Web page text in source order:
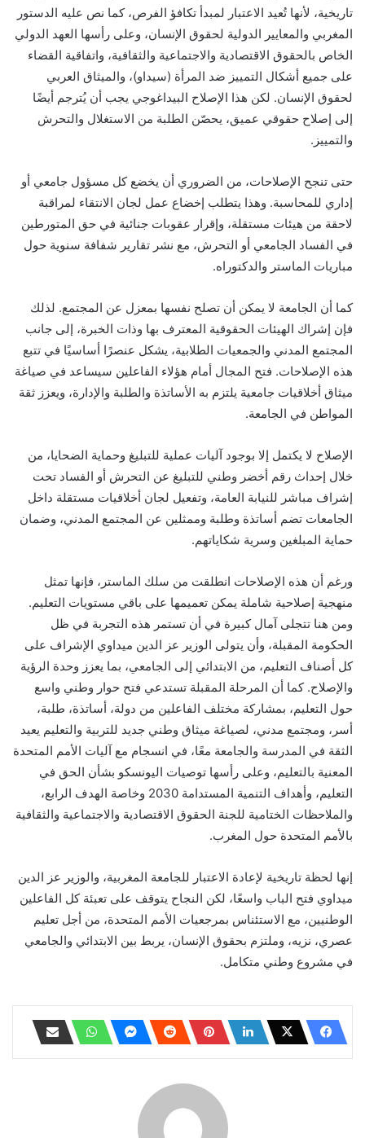
تاريخية، لأنها تُعيد الاعتبار لمبدأ تكافؤ الفرص، كما نص عليه الدستور
المغربي والمعايير الدولية لحقوق الإنسان، وعلى رأسها العهد الدولي
الخاص بالحقوق الاقتصادية والاجتماعية والثقافية، واتفاقية القضاء
على جميع أشكال التمييز ضد المرأة (سيداو)، والميثاق العربي
لحقوق الإنسان. لكن هذا الإصلاح البيداغوجي يجب أن يُترجم أيضًا
إلى إصلاح حقوقي عميق، يحصّن الطلبة من الاستغلال والتحرش
والتمييز.
حتى تنجح الإصلاحات، من الضروري أن يخضع كل مسؤول جامعي أو
إداري للمحاسبة. وهذا يتطلب إخضاع عمل لجان الانتقاء لمراقبة
لاحقة من هيئات مستقلة، وإقرار عقوبات جنائية في حق المتورطين
في الفساد الجامعي أو التحرش، مع نشر تقارير شفافة سنوية حول
مباريات الماستر والدكتوراه.
كما أن الجامعة لا يمكن أن تصلح نفسها بمعزل عن المجتمع. لذلك
فإن إشراك الهيئات الحقوقية المعترف بها وذات الخبرة، إلى جانب
المجتمع المدني والجمعيات الطلابية، يشكل عنصرًا أساسيًا في تتبع
هذه الإصلاحات. فتح المجال أمام هؤلاء الفاعلين سيساعد في صياغة
ميثاق أخلاقيات جامعية يلتزم به الأساتذة والطلبة والإدارة، ويعزز ثقة
المواطن في الجامعة.
الإصلاح لا يكتمل إلا بوجود آليات عملية للتبليغ وحماية الضحايا، من
خلال إحداث رقم أخضر وطني للتبليغ عن التحرش أو الفساد تحت
إشراف مباشر للنيابة العامة، وتفعيل لجان أخلاقيات مستقلة داخل
الجامعات تضم أساتذة وطلبة وممثلين عن المجتمع المدني، وضمان
حماية المبلغين وسرية شكاياتهم.
ورغم أن هذه الإصلاحات انطلقت من سلك الماستر، فإنها تمثل
منهجية إصلاحية شاملة يمكن تعميمها على باقي مستويات التعليم.
ومن هنا تتجلى آمال كبيرة في أن تستمر هذه التجربة في ظل
الحكومة المقبلة، وأن يتولى الوزير عز الدين ميداوي الإشراف على
كل أصناف التعليم، من الابتدائي إلى الجامعي، بما يعزز وحدة الرؤية
والإصلاح. كما أن المرحلة المقبلة تستدعي فتح حوار وطني واسع
حول التعليم، بمشاركة مختلف الفاعلين من دولة، أساتذة، طلبة،
أسر، ومجتمع مدني، لصياغة ميثاق وطني جديد للتربية والتعليم يعيد
الثقة في المدرسة والجامعة معًا، في انسجام مع آليات الأمم المتحدة
المعنية بالتعليم، وعلى رأسها توصيات اليونسكو بشأن الحق في
التعليم، وأهداف التنمية المستدامة 2030 وخاصة الهدف الرابع،
والملاحظات الختامية للجنة الحقوق الاقتصادية والاجتماعية والثقافية
بالأمم المتحدة حول المغرب.
إنها لحظة تاريخية لإعادة الاعتبار للجامعة المغربية، والوزير عز الدين
ميداوي فتح الباب واسعًا، لكن النجاح يتوقف على تعبئة كل الفاعلين
الوطنيين، مع الاستئناس بمرجعيات الأمم المتحدة، من أجل تعليم
عصري، نزيه، وملتزم بحقوق الإنسان، يربط بين الابتدائي والجامعي
في مشروع وطني متكامل.